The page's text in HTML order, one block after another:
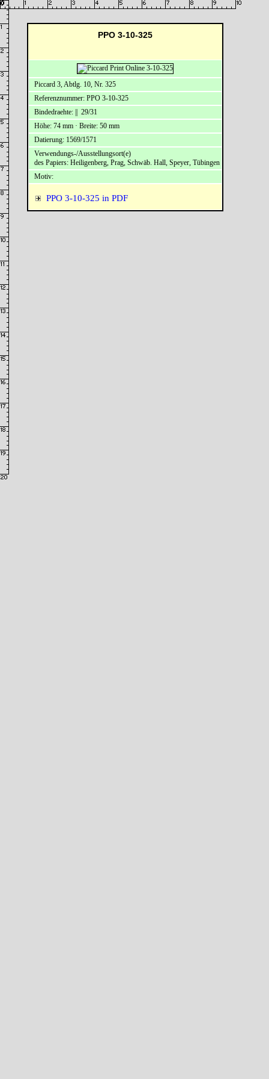
PPO 3-10-325
PPO 3-10-325 in PDF
Piccard 3, Abtlg. 10, Nr. 325
Referenznummer: PPO 3-10-325
Bindedraehte: || 29/31
Höhe: 74 mm · Breite: 50 mm
Datierung: 1569/1571
Verwendungs-/Ausstellungsort(e)
des Papiers: Heiligenberg, Prag, Schwäb. Hall, Speyer, Tübingen
Motiv: